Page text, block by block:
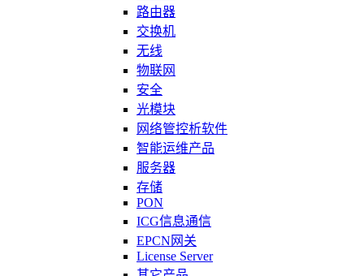
路由器
交换机
无线
物联网
安全
光模块
网络管控析软件
智能运维产品
服务器
存储
PON
ICG信息通信
EPCN网关
License Server